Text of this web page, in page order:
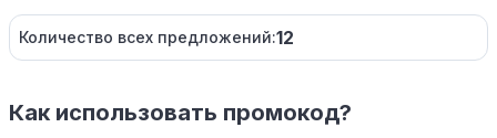
Количество всех предложений:12
Как использовать промокод?